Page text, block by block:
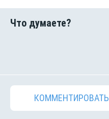
КОММЕНТИРОВАТЬ